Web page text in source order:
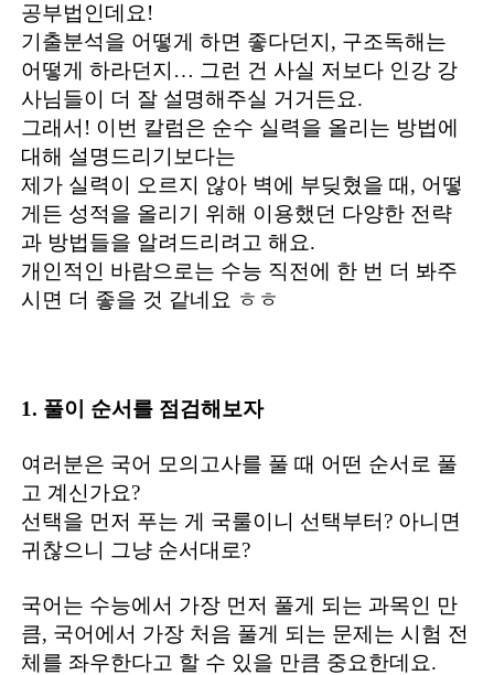
공부법인데요!
기출분석을 어떻게 하면 좋다던지, 구조독해는
어떻게 하라던지… 그런 건 사실 저보다 인강 강
사님들이 더 잘 설명해주실 거거든요.
그래서! 이번 칼럼은 순수 실력을 올리는 방법에
대해 설명드리기보다는
제가 실력이 오르지 않아 벽에 부딪혔을 때, 어떻
게든 성적을 올리기 위해 이용했던 다양한 전략
과 방법들을 알려드리려고 해요.
개인적인 바람으로는 수능 직전에 한 번 더 봐주
시면 더 좋을 것 같네요 ㅎㅎ
1. 풀이 순서를 점검해보자
여러분은 국어 모의고사를 풀 때 어떤 순서로 풀
고 계신가요?
선택을 먼저 푸는 게 국룰이니 선택부터? 아니면
귀찮으니 그냥 순서대로?
국어는 수능에서 가장 먼저 풀게 되는 과목인 만
큼, 국어에서 가장 처음 풀게 되는 문제는 시험 전
체를 좌우한다고 할 수 있을 만큼 중요한데요.